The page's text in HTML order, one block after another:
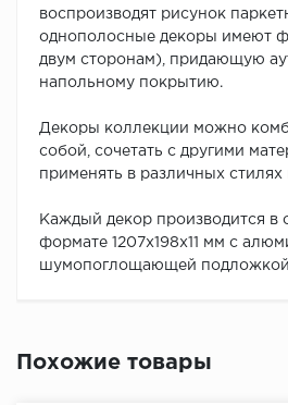
воспроизводят рисунок
однополосные декоры имеют
двум сторонам), придающую
напольному покрытию.
Декоры коллекции можно
собой, сочетать с другими
применять в различных стилях
Каждый декор производится в
формате 1207х198х11 мм с
шумопоглощающей
Похожие товары